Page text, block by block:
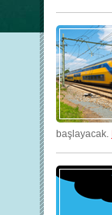
başlayacak.